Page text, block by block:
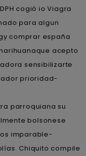
cogió io Viagra
para algun
comprar españa
acepto
sensibilizarte
prioridad-
parroquiana su
bolsonese
imparable-
Chiquito compile